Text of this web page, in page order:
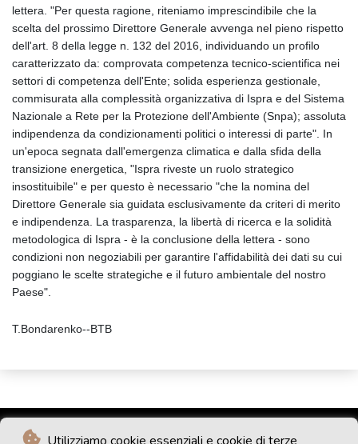
lettera. "Per questa ragione, riteniamo imprescindibile che la
scelta del prossimo Direttore Generale avvenga nel pieno rispetto
dell'art. 8 della legge n. 132 del 2016, individuando un profilo
caratterizzato da: comprovata competenza tecnico-scientifica nei
settori di competenza dell'Ente; solida esperienza gestionale,
commisurata alla complessità organizzativa di Ispra e del Sistema
Nazionale a Rete per la Protezione dell'Ambiente (Snpa); assoluta
indipendenza da condizionamenti politici o interessi di parte". In
un'epoca segnata dall'emergenza climatica e dalla sfida della
transizione energetica, "Ispra riveste un ruolo strategico
insostituibile" e per questo è necessario "che la nomina del
Direttore Generale sia guidata esclusivamente da criteri di merito
e indipendenza. La trasparenza, la libertà di ricerca e la solidità
metodologica di Ispra - è la conclusione della lettera - sono
condizioni non negoziabili per garantire l'affidabilità dei dati su cui
poggiano le scelte strategiche e il futuro ambientale del nostro
Paese".
T.Bondarenko--BTB